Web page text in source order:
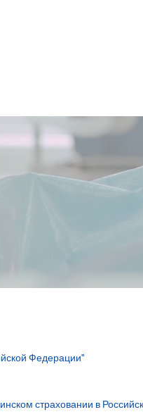
Федерации"
страховании в